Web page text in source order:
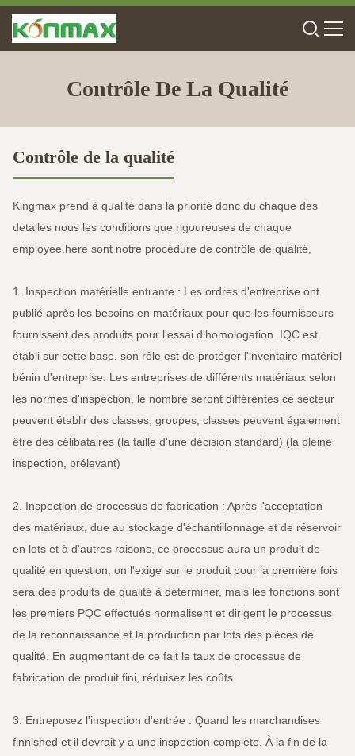
Contrôle De La Qualité
Contrôle de la qualité
Kingmax prend à qualité dans la priorité donc du chaque des
detailes nous les conditions que rigoureuses de chaque
employee.here sont notre procédure de contrôle de qualité,
1. Inspection matérielle entrante : Les ordres d'entreprise ont
publié après les besoins en matériaux pour que les fournisseurs
fournissent des produits pour l'essai d'homologation. IQC est
établi sur cette base, son rôle est de protéger l'inventaire matériel
bénin d'entreprise. Les entreprises de différents matériaux selon
les normes d'inspection, le nombre seront différentes ce secteur
peuvent établir des classes, groupes, classes peuvent également
être des célibataires (la taille d'une décision standard) (la pleine
inspection, prélevant)
2. Inspection de processus de fabrication : Après l'acceptation
des matériaux, due au stockage d'échantillonnage et de réservoir
en lots et à d'autres raisons, ce processus aura un produit de
qualité en question, on l'exige sur le produit pour la première fois
sera des produits de qualité à déterminer, mais les fonctions sont
les premiers PQC effectués normalisent et dirigent le processus
de la reconnaissance et la production par lots des pièces de
qualité. En augmentant de ce fait le taux de processus de
fabrication de produit fini, réduisez les coûts
3. Entreposez l'inspection d'entrée : Quand les marchandises
finnished et il devrait y a une inspection complète. À la fin de la